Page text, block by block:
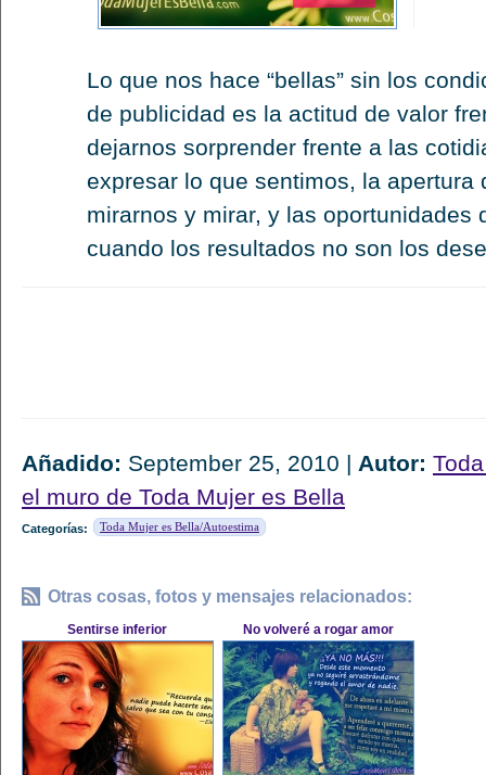
Lo que nos hace “bellas” sin los
de publicidad es la actitud de valor
dejarnos sorprender frente a las
expresar lo que sentimos, la
mirarnos y mirar, y las oportunidades
cuando los resultados no son los
Añadido: September 25, 2010 | Autor:
el muro de Toda Mujer es Bella
Categorías: Toda Mujer es Bella/Autoestima
Otras cosas, fotos y mensajes relacionados:
Sentirse inferior No volveré a rogar amor